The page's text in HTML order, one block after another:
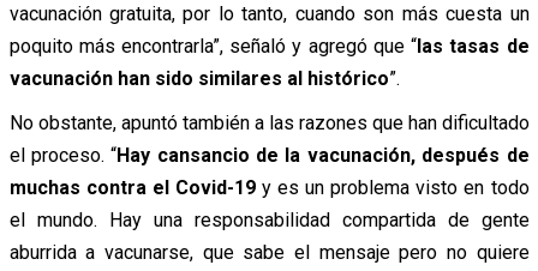
vacunación gratuita, por lo tanto, cuando son más cuesta un
poquito más encontrarla”, señaló y agregó que “las tasas de
vacunación han sido similares al histórico”.
No obstante, apuntó también a las razones que han dificultado
el proceso. “Hay cansancio de la vacunación, después de
muchas contra el Covid-19y es un problema visto en todo
el mundo. Hay una responsabilidad compartida de gente
aburrida a vacunarse, que sabe el mensaje pero no quiere